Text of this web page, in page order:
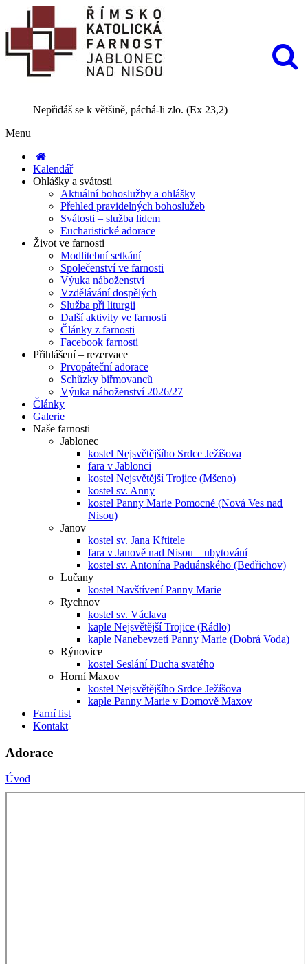
Nepřidáš se k většině, páchá-li zlo. (Ex 23,2)
Menu
Kalendář
Ohlášky a svátosti
Aktuální bohoslužby a ohlášky
Přehled pravidelných bohoslužeb
Svátosti – služba lidem
Eucharistické adorace
Život ve farnosti
Modlitební setkání
Společenství ve farnosti
Výuka náboženství
Vzdělávání dospělých
Služba při liturgii
Další aktivity ve farnosti
Články z farnosti
Facebook farnosti
Přihlášení – rezervace
Prvopáteční adorace
Schůzky biřmovanců
Výuka náboženství 2026/27
Články
Galerie
Naše farnosti
Jablonec
kostel Nejsvětějšího Srdce Ježíšova
fara v Jablonci
kostel Nejsvětější Trojice (Mšeno)
kostel sv. Anny
kostel Panny Marie Pomocné (Nová Ves nad
Nisou)
Janov
kostel sv. Jana Křtitele
fara v Janově nad Nisou – ubytování
kostel sv. Antonína Paduánského (Bedřichov)
Lučany
kostel Navštívení Panny Marie
Rychnov
kostel sv. Václava
kaple Nejsvětější Trojice (Rádlo)
kaple Nanebevzetí Panny Marie (Dobrá Voda)
Rýnovice
kostel Seslání Ducha svatého
Horní Maxov
kostel Nejsvětějšího Srdce Ježíšova
kaple Panny Marie v Domově Maxov
Farní list
Kontakt
Adorace
Úvod